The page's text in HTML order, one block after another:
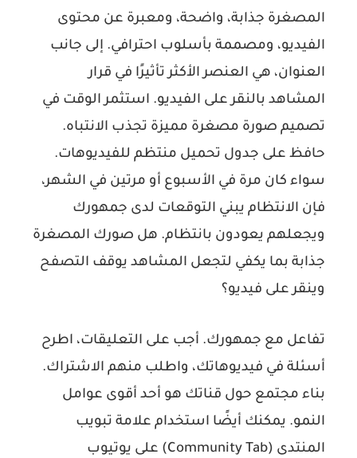
المصغرة جذابة، واضحة، ومعبرة عن محتوى
الفيديو، ومصممة بأسلوب احترافي. إلى جانب
العنوان، هي العنصر الأكثر تأثيرًا في قرار
المشاهد بالنقر على الفيديو. استثمر الوقت في
تصميم صورة مصغرة مميزة تجذب الانتباه.
حافظ على جدول تحميل منتظم للفيديوهات.
سواء كان مرة في الأسبوع أو مرتين في الشهر،
فإن الانتظام يبني التوقعات لدى جمهورك
ويجعلهم يعودون بانتظام. هل صورك المصغرة
جذابة بما يكفي لتجعل المشاهد يوقف التصفح
وينقر على فيديو؟
تفاعل مع جمهورك. أجب على التعليقات، اطرح
أسئلة في فيديوهاتك، واطلب منهم الاشتراك.
بناء مجتمع حول قناتك هو أحد أقوى عوامل
النمو. يمكنك أيضًا استخدام علامة تبويب
المنتدى (Community Tab) على يوتيوب